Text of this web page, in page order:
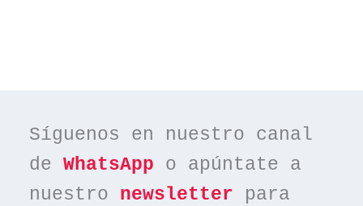
Síguenos en nuestro canal
de WhatsApp o apúntate a
nuestro newsletter para